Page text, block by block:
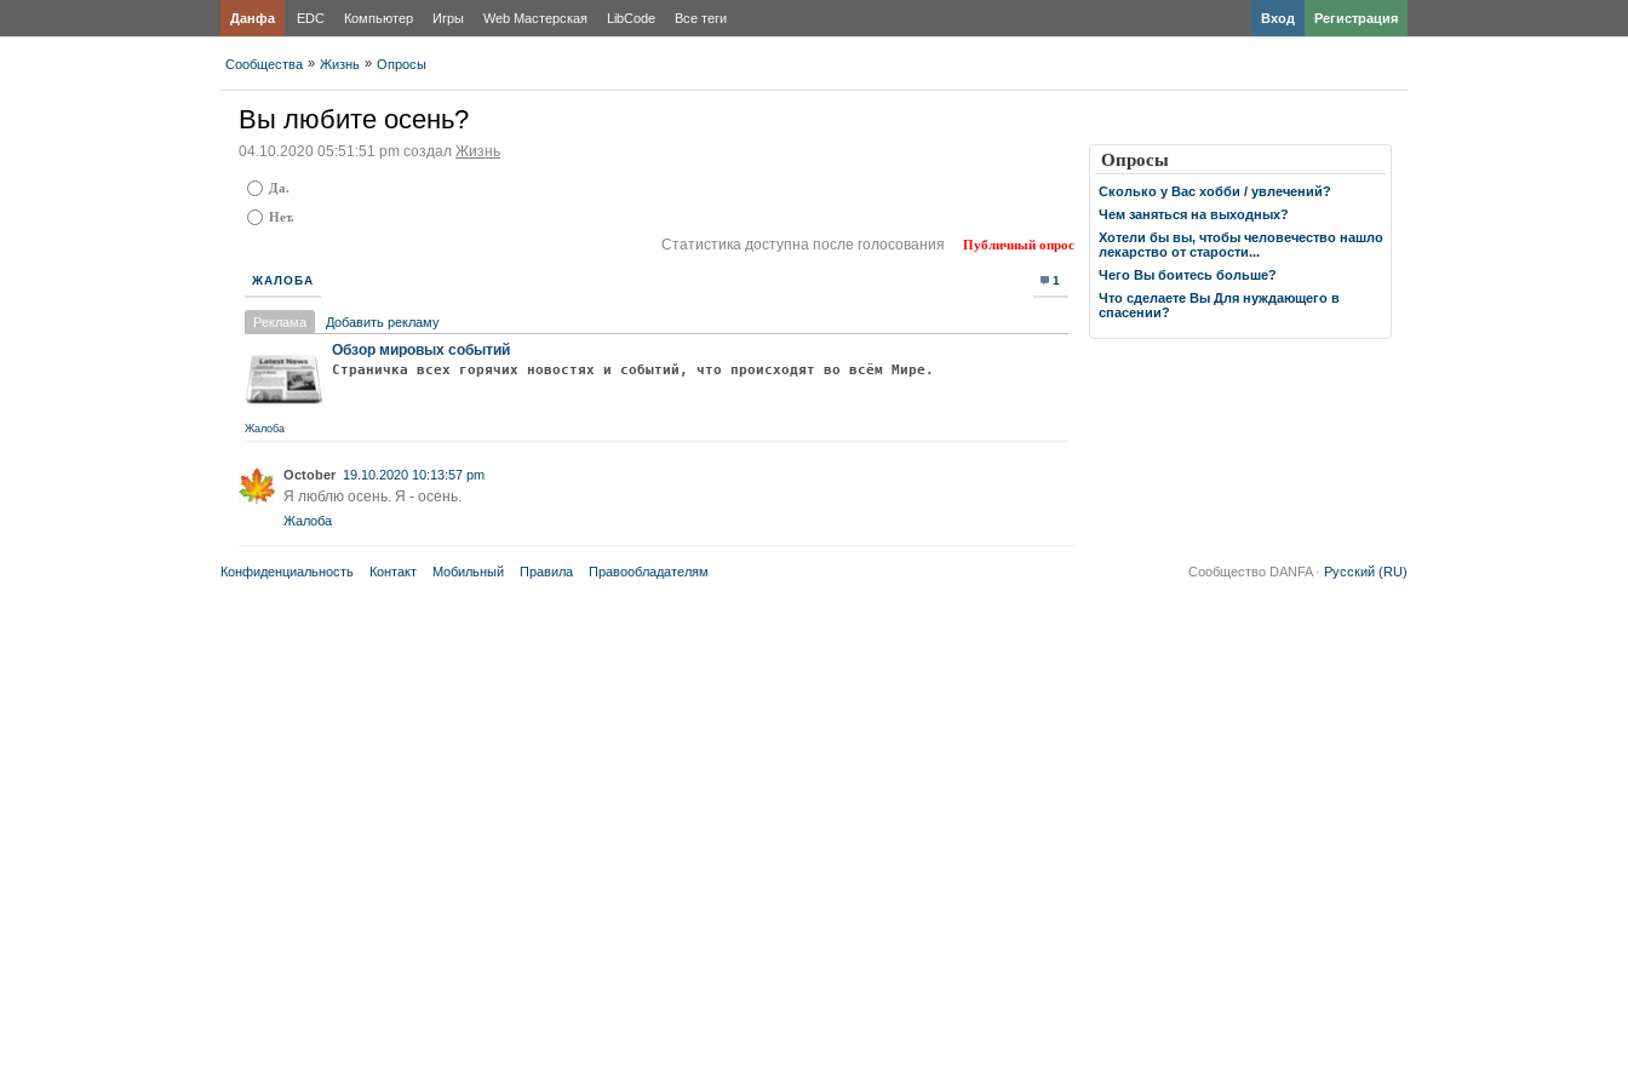
Данфа EDC Компьютер Игры Web Мастерская LibCode Все теги Регистрация
Вход
Сообщества » Жизнь » Опросы
Вы любите осень?
04.10.2020 05:51:51 pm создал Жизнь
Да.
Нет.
Статистика доступна после голосования Публичный опрос
ЖАЛОБА 1
Реклама Добавить рекламу
Обзор мировых событий
Страничка всех горячих новостях и событий, что происходят во всём Мире.
Жалоба
October 19.10.2020 10:13:57 pm
Я люблю осень. Я - осень.
Жалоба
Опросы
Сколько у Вас хобби / увлечений?
Чем заняться на выходных?
Хотели бы вы, чтобы человечество нашло
лекарство от старости...
Чего Вы боитесь больше?
Что сделаете Вы Для нуждающего в
спасении?
Конфиденциальность Контакт Мобильный Правила Правообладателям Сообщество DANFA · Русский (RU)